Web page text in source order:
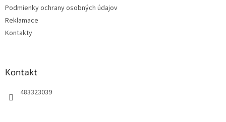
Podmienky ochrany osobných údajov
Reklamace
Kontakty
Kontakt
483323039